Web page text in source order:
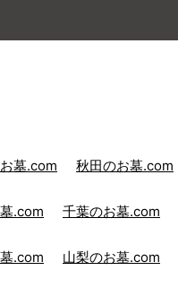
墓.com 秋田のお墓.com
.com 千葉のお墓.com
.com 山梨のお墓.com